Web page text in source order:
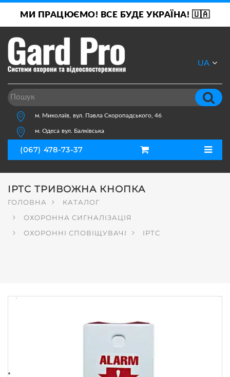
МИ ПРАЦЮЄМО! ВСЕ БУДЕ УКРАЇНА! 🇺🇦
м. Миколаїв, вул. Павла Скоропадського, 46
м. Одеса вул. Балківська
UA
RU
(067) 478-73-37
ІРТС ТРИВОЖНА КНОПКА
ГОЛОВНА
КАТАЛОГ
ОХОРОННА СИГНАЛІЗАЦІЯ
ОХОРОННІ СПОВІЩУВАЧІ
ІРТС